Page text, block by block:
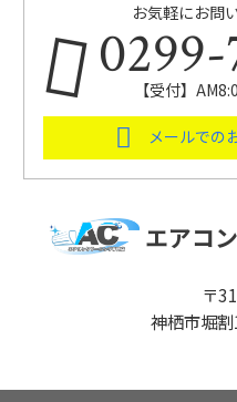
お気軽にお問
【受付】
メールでの
エアコ
〒
神栖市堀